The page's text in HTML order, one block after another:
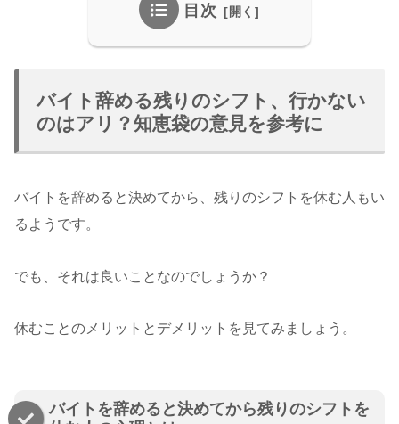
目次
バイト辞める残りのシフト、行かない
のはアリ？知恵袋の意見を参考に
バイトを辞めると決めてから、残りのシフトを休む人もい
るようです。
でも、それは良いことなのでしょうか？
休むことのメリットとデメリットを見てみましょう。
バイトを辞めると決めてから残りのシフトを